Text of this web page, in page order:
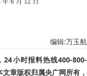
编辑:万玉航
小时报料热线400-800-
章版权归属央广网所有，